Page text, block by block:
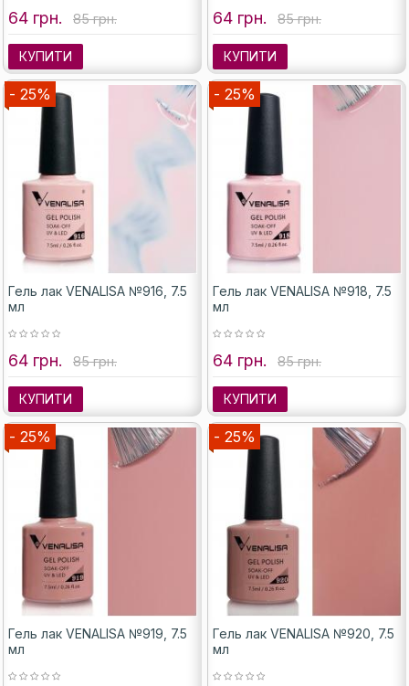
64 грн. 85 грн.
КУПИТИ
64 грн. 85 грн.
КУПИТИ
- 25%
Гель лак VENALISA №916, 7.5
мл
64 грн. 85 грн.
КУПИТИ
- 25%
Гель лак VENALISA №918, 7.5
мл
64 грн. 85 грн.
КУПИТИ
- 25%
Гель лак VENALISA №919, 7.5
мл
- 25%
Гель лак VENALISA №920, 7.5
мл